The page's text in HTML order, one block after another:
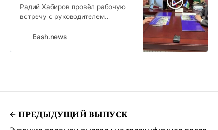
Радий Хабиров провёл рабочую
встречу с руководителем
Эмилем Шаймардановым.
Bash.news
ПРЕДЫДУЩИЙ ВЫПУСК